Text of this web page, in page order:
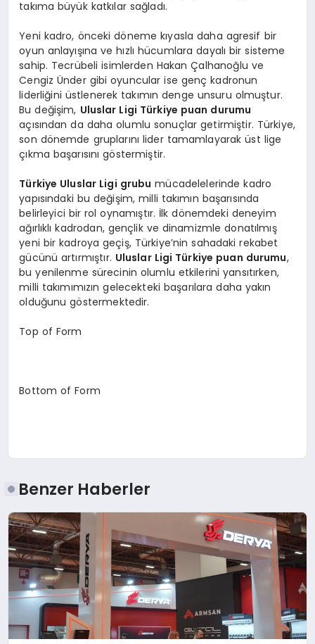
takıma büyük katkılar sağladı.
Yeni kadro, önceki döneme kıyasla daha agresif bir
oyun anlayışına ve hızlı hücumlara dayalı bir sisteme
sahip. Tecrübeli isimlerden Hakan Çalhanoğlu ve
Cengiz Ünder gibi oyuncular ise genç kadronun
liderliğini üstlenerek takımın denge unsuru olmuştur.
Bu değişim, Uluslar Ligi Türkiye puan durumu
açısından da daha olumlu sonuçlar getirmiştir. Türkiye,
son dönemde gruplarını lider tamamlayarak üst lige
çıkma başarısını göstermiştir.
Türkiye Uluslar Ligi grubu mücadelelerinde kadro
yapısındaki bu değişim, milli takımın başarısında
belirleyici bir rol oynamıştır. İlk dönemdeki deneyim
ağırlıklı kadrodan, gençlik ve dinamizmle donatılmış
yeni bir kadroya geçiş, Türkiye’nin sahadaki rekabet
gücünü artırmıştır. Uluslar Ligi Türkiye puan durumu,
bu yenilenme sürecinin olumlu etkilerini yansıtırken,
milli takımımızın gelecekteki başarılara daha yakın
olduğunu göstermektedir.
Top of Form
Bottom of Form
Benzer Haberler